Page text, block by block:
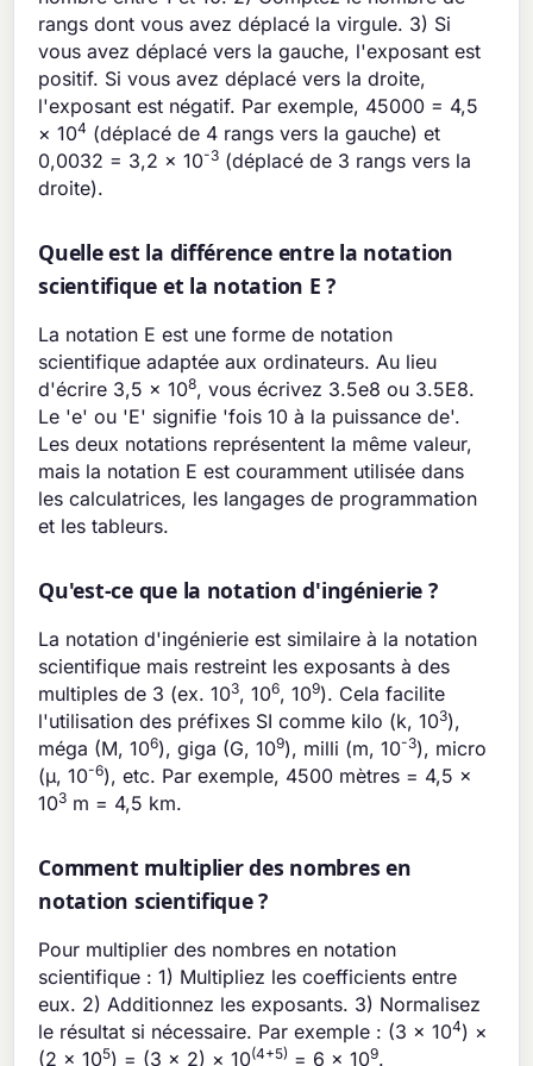
rangs dont vous avez déplacé la virgule. 3) Si
vous avez déplacé vers la gauche, l'exposant est
positif. Si vous avez déplacé vers la droite,
l'exposant est négatif. Par exemple, 45000 = 4,5
× 104 (déplacé de 4 rangs vers la gauche) et
0,0032 = 3,2 × 10-3 (déplacé de 3 rangs vers la
droite).
Quelle est la différence entre la notation
scientifique et la notation E ?
La notation E est une forme de notation
scientifique adaptée aux ordinateurs. Au lieu
d'écrire 3,5 × 108, vous écrivez 3.5e8 ou 3.5E8.
Le 'e' ou 'E' signifie 'fois 10 à la puissance de'.
Les deux notations représentent la même valeur,
mais la notation E est couramment utilisée dans
les calculatrices, les langages de programmation
et les tableurs.
Qu'est-ce que la notation d'ingénierie ?
La notation d'ingénierie est similaire à la notation
scientifique mais restreint les exposants à des
multiples de 3 (ex. 103, 106, 109). Cela facilite
l'utilisation des préfixes SI comme kilo (k, 103),
méga (M, 106), giga (G, 109), milli (m, 10-3), micro
(μ, 10-6), etc. Par exemple, 4500 mètres = 4,5 ×
103 m = 4,5 km.
Comment multiplier des nombres en
notation scientifique ?
Pour multiplier des nombres en notation
scientifique : 1) Multipliez les coefficients entre
eux. 2) Additionnez les exposants. 3) Normalisez
le résultat si nécessaire. Par exemple : (3 × 104) ×
(2 × 105) = (3 × 2) × 10(4+5) = 6 × 109.